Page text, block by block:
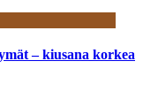
– kiusana korkea